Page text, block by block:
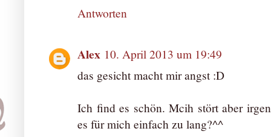
Antworten
Alex 10. April 2013 um 19:49
das gesicht macht mir angst :D
Ich find es schön. Mcih stört aber
es für mich einfach zu lang?^^